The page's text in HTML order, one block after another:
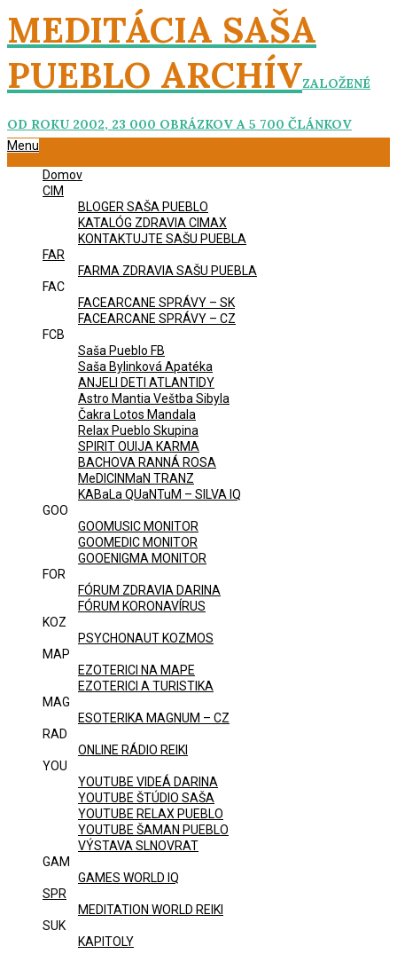
Skip
to
content
MEDITÁCIA SAŠA
PUEBLO ARCHÍVZALOŽENÉ
OD ROKU 2002, 23 000 OBRÁZKOV A 5 700 ČLÁNKOV
Primary
Menu
Domov
CIM
BLOGER SAŠA PUEBLO
KATALÓG ZDRAVIA CIMAX
KONTAKTUJTE SAŠU PUEBLA
FAR
FARMA ZDRAVIA SAŠU PUEBLA
FAC
FACEARCANE SPRÁVY – SK
FACEARCANE SPRÁVY – CZ
FCB
Saša Pueblo FB
Saša Bylinková Apatéka
ANJELI DETI ATLANTIDY
Astro Mantia Veštba Sibyla
Čakra Lotos Mandala
Relax Pueblo Skupina
SPIRIT OUIJA KARMA
BACHOVA RANNÁ ROSA
MeDICINMaN TRANZ
KABaLa QUaNTuM – SILVA IQ
GOO
GOOMUSIC MONITOR
GOOMEDIC MONITOR
GOOENIGMA MONITOR
FOR
FÓRUM ZDRAVIA DARINA
FÓRUM KORONAVÍRUS
KOZ
PSYCHONAUT KOZMOS
MAP
EZOTERICI NA MAPE
EZOTERICI A TURISTIKA
MAG
ESOTERIKA MAGNUM – CZ
RAD
ONLINE RÁDIO REIKI
YOU
YOUTUBE VIDEÁ DARINA
YOUTUBE ŠTÚDIO SAŠA
YOUTUBE RELAX PUEBLO
YOUTUBE ŠAMAN PUEBLO
VÝSTAVA SLNOVRAT
GAM
GAMES WORLD IQ
SPR
MEDITATION WORLD REIKI
SUK
KAPITOLY